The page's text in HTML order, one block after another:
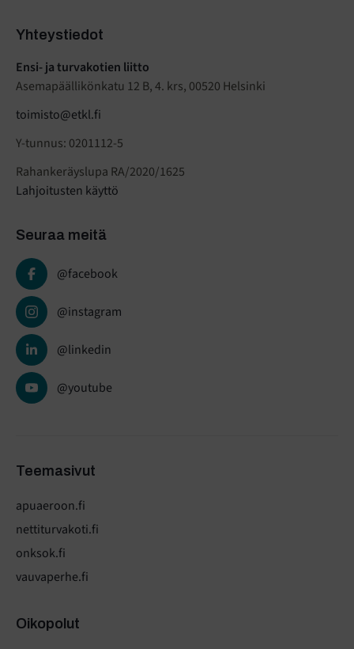
Yhteystiedot
Ensi- ja turvakotien liitto
Asemapäällikönkatu 12 B, 4. krs, 00520 Helsinki
toimisto@etkl.fi
Y-tunnus: 0201112-5
Rahankeräyslupa RA/2020/1625
Lahjoitusten käyttö
Seuraa meitä
@facebook
@instagram
@linkedin
@youtube
Teemasivut
apuaeroon.fi
nettiturvakoti.fi
onksok.fi
vauvaperhe.fi
Oikopolut